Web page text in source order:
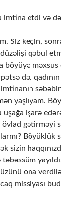
etdi və
Siz keçin,
qəbul
böyüyə məxsus
də,
yaşlıyam.
uşağa işarə
övlad gətirməyi
Böyüklük
sizin
üzünü ona
missiyası